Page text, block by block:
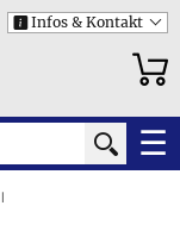
i Infos & Kontakt
☰
I